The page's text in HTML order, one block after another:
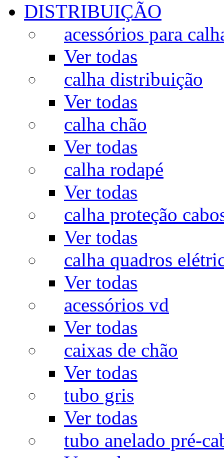
DISTRIBUIÇÃO
acessórios para
Ver todas
calha distribuição
Ver todas
calha chão
Ver todas
calha rodapé
Ver todas
calha proteção
Ver todas
calha quadros
Ver todas
acessórios vd
Ver todas
caixas de chão
Ver todas
tubo gris
Ver todas
tubo anelado pré-